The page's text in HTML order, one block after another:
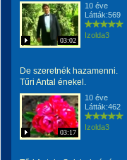
03:02
10 éve
Látták:569
Izolda3
De szeretnék hazamenni.
Tűri Antal énekel.
03:17
10 éve
Látták:462
Izolda3